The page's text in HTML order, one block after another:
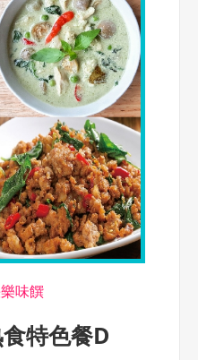
味饌
特色餐D